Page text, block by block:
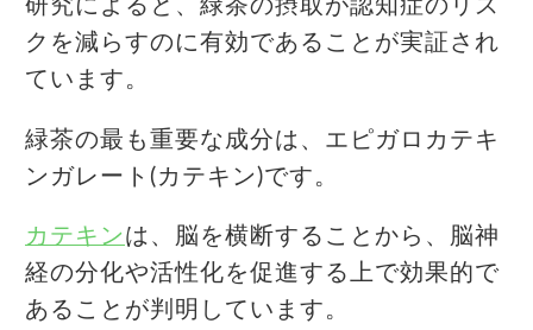
研究によると、緑茶の摂取が認知症のリス
クを減らすのに有効であることが実証され
ています。
緑茶の最も重要な成分は、エピガロカテキ
ンガレート(カテキン)です。
カテキン は、脳を横断することから、脳神
経の分化や活性化を促進する上で効果的で
あることが判明しています。